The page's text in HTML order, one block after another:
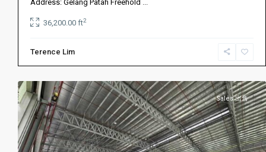
Address: Gelang Patah Freehold ...
36,200.00 ft2
Terence Lim
山,
林
Sales 出售